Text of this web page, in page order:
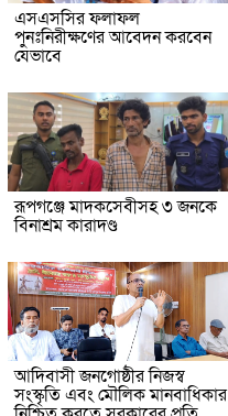
এসএসসির ফলাফল
পুনঃনিরীক্ষণের আবেদন করবেন
যেভাবে
রূপগঞ্জে মাদকসেবীসহ ৩ জনকে
বিনাশ্রম কারাদণ্ড
আদিবাসী জনগোষ্ঠীর নিজস্ব
সংস্কৃতি এবং মৌলিক মানবাধিকার